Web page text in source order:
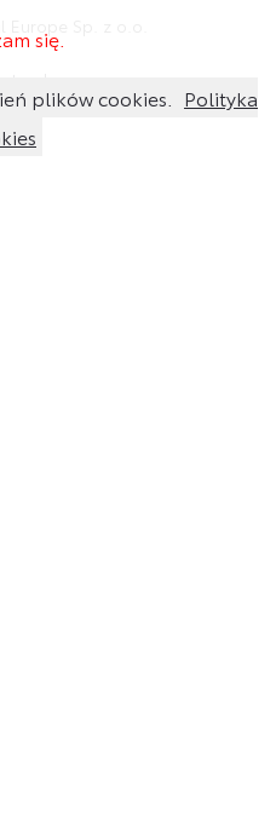
się.
plików cookies.
Polityka